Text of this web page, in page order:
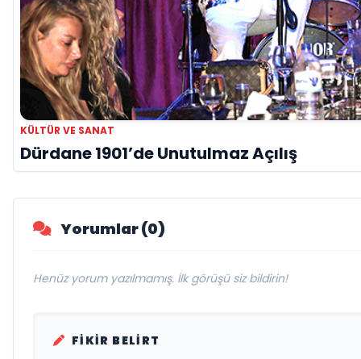
KÜLTÜR VE SANAT
Dürdane 1901’de Unutulmaz Açılış
Yorumlar (0)
Henüz yorum yazılmamış. İlk görüşü siz bildirin!
FIKIR BELIRT